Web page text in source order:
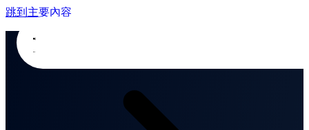
跳到主要內容
首頁